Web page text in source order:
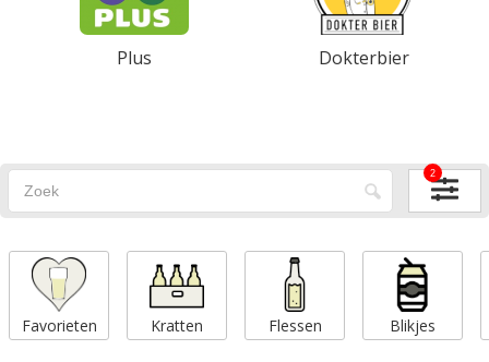
Plus Dokterbier
2
Favorieten Kratten Flessen Blikjes